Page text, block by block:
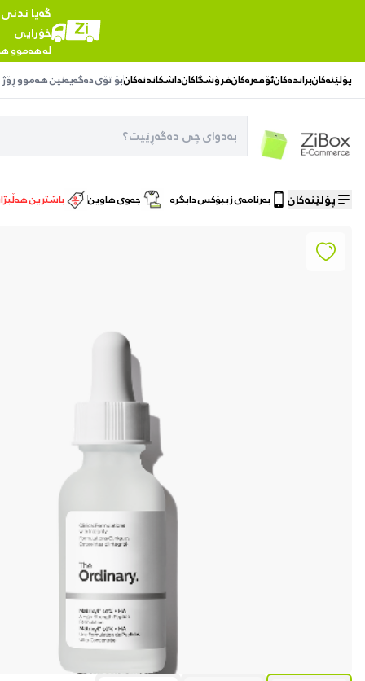
گەیا ندنی
خۆرایی
لە هەموو
پۆلێنەکانبراندەکانئۆفەرەکانفرۆشگاکانداشکاندنەکانبۆ تۆی دەگەیەنینهەموو ڕۆژ
پۆلێنەکان بەرنامەی زیبۆکس دابگرە جەوی هاوین باشترین ماڵەوە/چاودێری پێست/ ذا ئۆردینەری سیرۆمی Matrixyl ١٠٪ + HA دژە پیربوونی پێست – ٣٠ مل